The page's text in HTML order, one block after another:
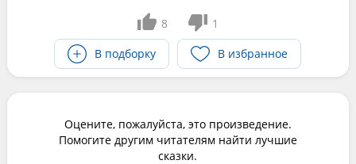
8
1
В подборку
В избранное
Оцените, пожалуйста, это произведение.
Помогите другим читателям найти лучшие
сказки.